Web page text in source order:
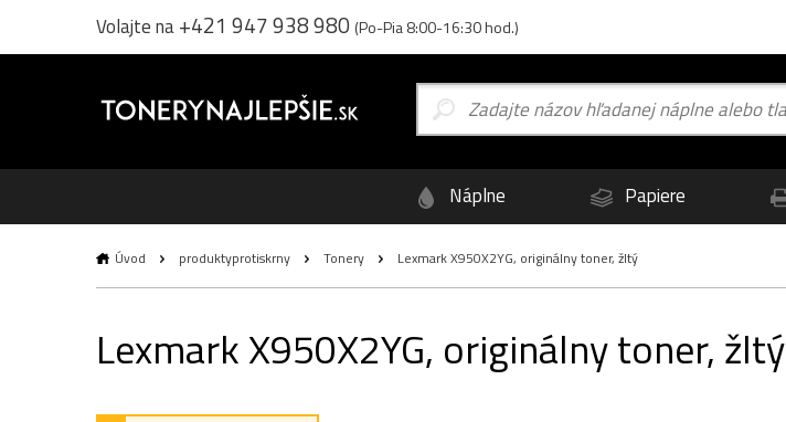
Volajte na+421 947 938 980 (Po-Pia 8:00-16:30 hod.)
Náplne Papiere
Úvod produktyprotiskrny Tonery Lexmark X950X2YG, originálny toner, žltý
Lexmark X950X2YG, originálny toner, žltý